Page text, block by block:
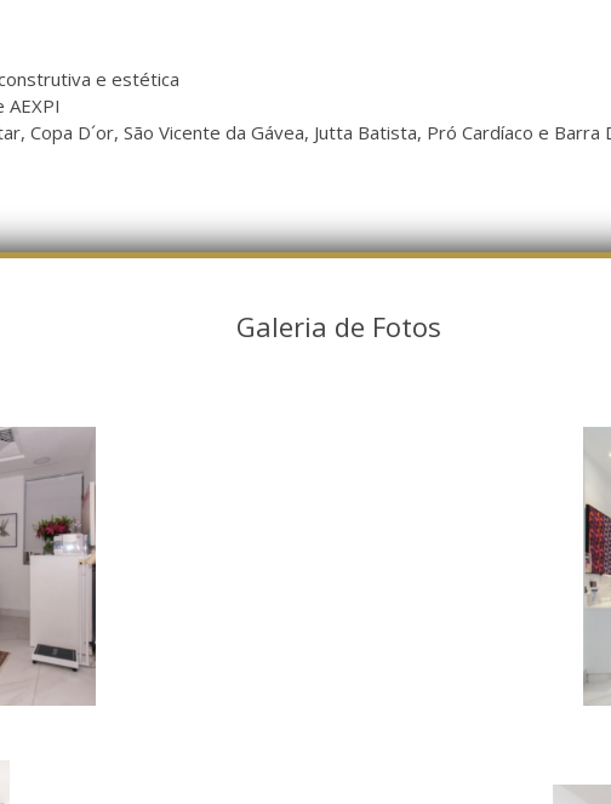
e estética
AEXPI
Copa D´or, São Vicente da Gávea, Jutta Batista, Pró Cardíaco e Barra
Galeria de Fotos